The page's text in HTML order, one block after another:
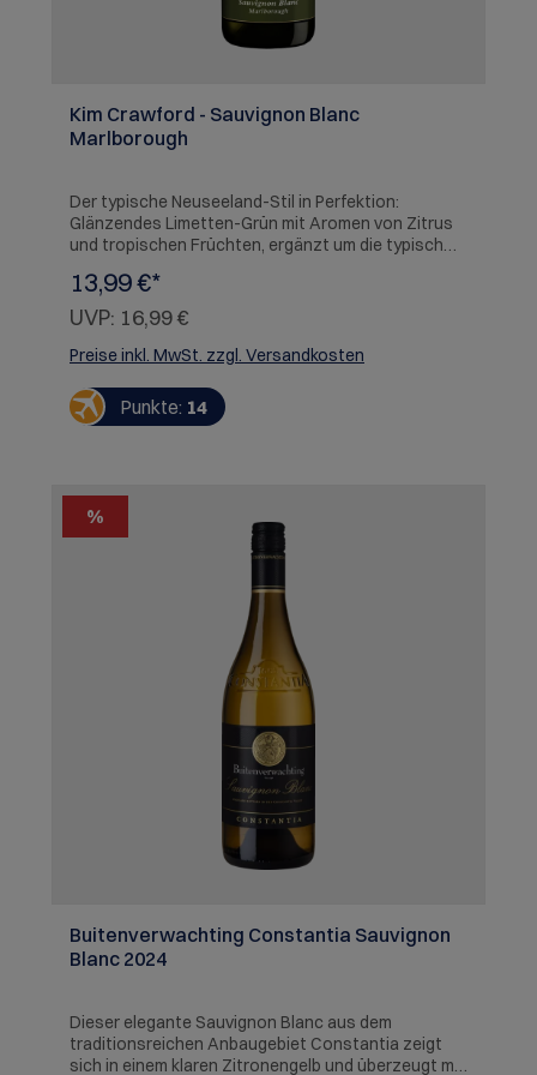
Kim Crawford - Sauvignon Blanc
Marlborough
Der typische Neuseeland-Stil in Perfektion:
Glänzendes Limetten-Grün mit Aromen von Zitrus
und tropischen Früchten, ergänzt um die typisch
Marlborough. Am Gaumen sehr konzentrierte
Aromen von Ananas, Maracuja, Steinfrüchten und
kräutrige Noten. Sehr frisch und animierend!
SERVIEREMPFEHLUNG: Austern, Spargelsalat,
13,99 €*
UVP: 16,99 €
Preise inkl. MwSt. zzgl. Versandkosten
Punkte: 14
%
Buitenverwachting Constantia Sauvignon
Blanc 2024
Dieser elegante Sauvignon Blanc aus dem
traditionsreichen Anbaugebiet Constantia zeigt
sich in einem klaren Zitronengelb und überzeugt mit